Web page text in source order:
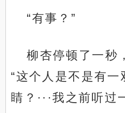
“有事？”
柳杏停顿了一秒
“这个人是不是有一
睛？···我之前听过